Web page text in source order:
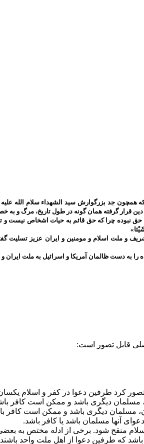
جد بزرگوارش سید الشهداء سلام الله علیه
دین قرار گرفته همان گونه در طول تاریخ، مرگ و
حق نبوده چرا که حق قائم به حیات اشخاص نیست
و ملت اسلام و مومنین و ایران عزیز تسلیت
به دست ظالمان آمریکا و اسرائیل به ملت ایران
قابل تصور است:
کرد طرفین دعوا در کفر و اسلام
دیگری باشد و ممکن است کافر
مسلمان دیگری باشد و ممکن است کافر
آنها مسلمان باشد یا کافر باشد.
اسلام منقح شود. برخی از ادله مختص
که طرفین دعوا از اهل ملت واحد